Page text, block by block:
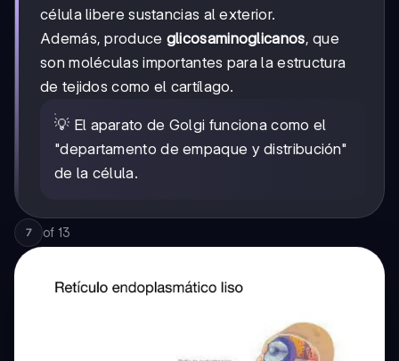
célula libere sustancias al exterior.
Además, produce glicosaminoglicanos, que
son moléculas importantes para la estructura
de tejidos como el cartílago.
💡 El aparato de Golgi funciona como el
"departamento de empaque y distribución"
de la célula.
7 of 13